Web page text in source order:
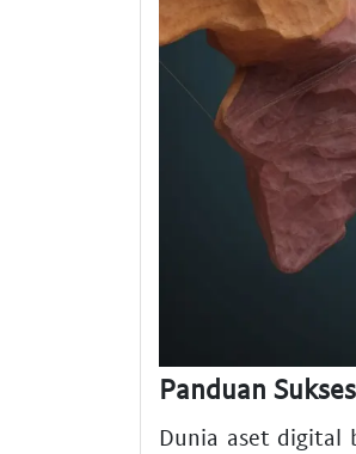
Panduan
Dunia aset digital